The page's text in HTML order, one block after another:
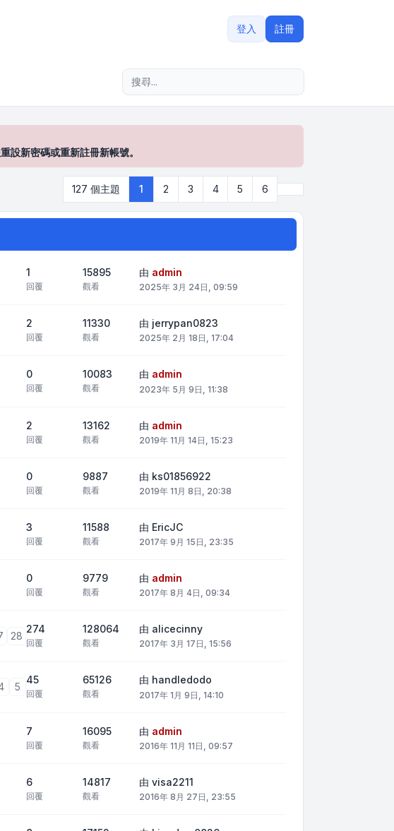
登入 註冊
新密碼或重新註冊新帳號。
127 個主題 1 2 3 4 5 6
1
回覆
15895
觀看
由 admin
2025年 3月 24日, 09:59
2
回覆
11330
觀看
由 jerrypan0823
2025年 2月 18日, 17:04
0
回覆
10083
觀看
由 admin
2023年 5月 9日, 11:38
2
回覆
13162
觀看
由 admin
2019年 11月 14日, 15:23
0
回覆
9887
觀看
由 ks01856922
2019年 11月 8日, 20:38
3
回覆
11588
觀看
由 EricJC
2017年 9月 15日, 23:35
0
回覆
9779
觀看
由 admin
2017年 8月 4日, 09:34
28
274
回覆
128064
觀看
由 alicecinny
2017年 3月 17日, 15:56
5
45
回覆
65126
觀看
由 handledodo
2017年 1月 9日, 14:10
7
回覆
16095
觀看
由 admin
2016年 11月 11日, 09:57
6
回覆
14817
觀看
由 visa2211
2016年 8月 27日, 23:55